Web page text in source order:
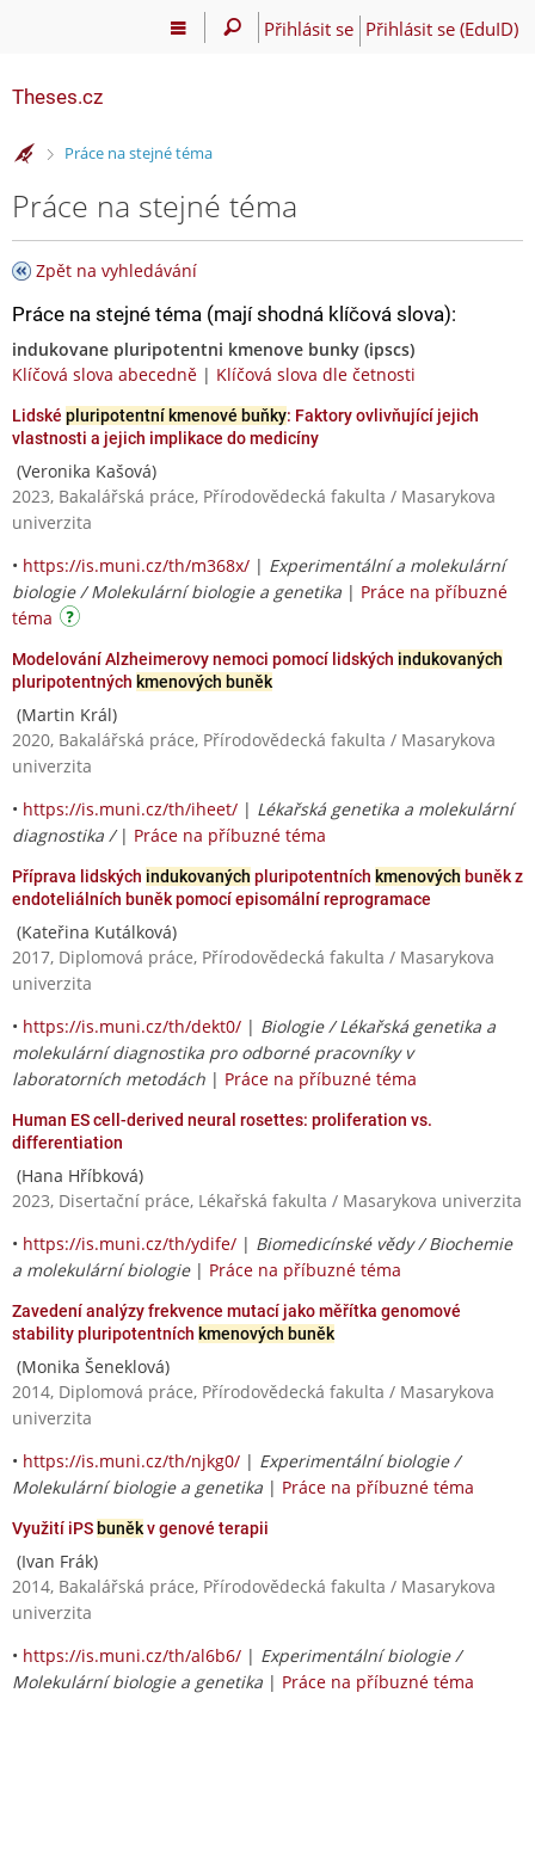
Přihlásit se Přihlásit se (EduID)
Theses.cz
>Práce na stejné téma
Práce na stejné téma
Zpět na vyhledávání
Práce na stejné téma (mají shodná klíčová slova):
indukovane pluripotentni kmenove bunky (ipscs)
Klíčová slova abecedně | Klíčová slova dle četnosti
Lidské pluripotentní kmenové buňky: Faktory ovlivňující jejich
vlastnosti a jejich implikace do medicíny
(Veronika Kašová)
2023, Bakalářská práce, Přírodovědecká fakulta / Masarykova
univerzita
• https://is.muni.cz/th/m368x/ | Experimentální a molekulární
biologie / Molekulární biologie a genetika | Práce na příbuzné
téma
Modelování Alzheimerovy nemoci pomocí lidských indukovaných
pluripotentných kmenových buněk
(Martin Král)
2020, Bakalářská práce, Přírodovědecká fakulta / Masarykova
univerzita
• https://is.muni.cz/th/iheet/ | Lékařská genetika a molekulární
diagnostika / | Práce na příbuzné téma
Příprava lidských indukovaných pluripotentních kmenových buněk z
endoteliálních buněk pomocí episomální reprogramace
(Kateřina Kutálková)
2017, Diplomová práce, Přírodovědecká fakulta / Masarykova
univerzita
• https://is.muni.cz/th/dekt0/ | Biologie / Lékařská genetika a
molekulární diagnostika pro odborné pracovníky v
laboratorních metodách | Práce na příbuzné téma
Human ES cell-derived neural rosettes: proliferation vs.
differentiation
(Hana Hříbková)
2023, Disertační práce, Lékařská fakulta / Masarykova univerzita
• https://is.muni.cz/th/ydife/ | Biomedicínské vědy / Biochemie
a molekulární biologie| Práce na příbuzné téma
Zavedení analýzy frekvence mutací jako měřítka genomové
stability pluripotentních kmenových buněk
(Monika Šeneklová)
2014, Diplomová práce, Přírodovědecká fakulta / Masarykova
univerzita
• https://is.muni.cz/th/njkg0/ | Experimentální biologie /
Molekulární biologie a genetika | Práce na příbuzné téma
Využití iPSbuněkv genové terapii
(Ivan Frák)
2014, Bakalářská práce, Přírodovědecká fakulta / Masarykova
univerzita
• https://is.muni.cz/th/al6b6/ | Experimentální biologie /
Molekulární biologie a genetika | Práce na příbuzné téma